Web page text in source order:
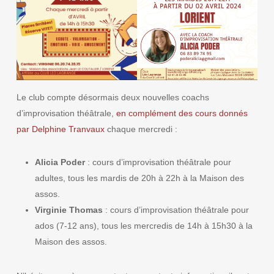
Le club compte désormais deux nouvelles coachs
d’improvisation théâtrale, en complément des cours donnés
par Delphine Tranvauxchaque mercredi :
Alicia Poder: cours d’improvisation théâtrale pour
adultes, tous les mardis de 20h à 22h à la Maison des
assos.
Virginie Thomas : cours d’improvisation théâtrale pour
ados (7-12 ans), tous les mercredis de 14h à 15h30 à la
Maison des assos.